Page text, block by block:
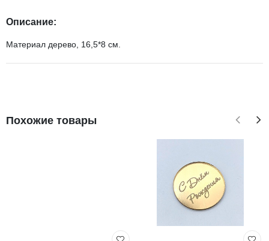
Описание:
Материал дерево, 16,5*8 см.
Похожие товары